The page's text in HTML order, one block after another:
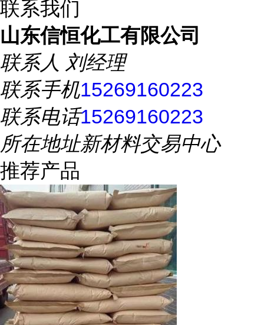
联系我们
山东信恒化工有限公司
联系人 刘经理
联系手机15269160223
联系电话15269160223
所在地址新材料交易中心
推荐产品